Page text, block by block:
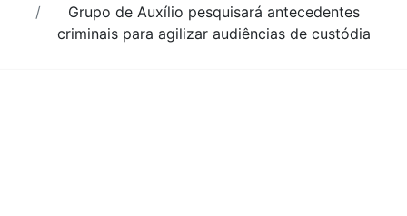
Grupo de Auxílio pesquisará antecedentes
criminais para agilizar audiências de custódia